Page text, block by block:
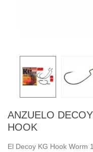
ANZUELO
HOOK
El Decoy KG Hook Worm